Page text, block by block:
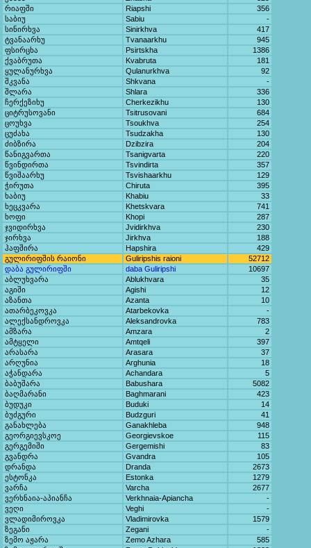
რიაფში
Riapshi
356
საბიუ
Sabiu
-
სინირხვა
Sinirkhva
417
ტვანაარხუ
Tvanaarkhu
945
ფსირცხა
Psirtskha
1386
ქვაბრუთა
Kvabruta
181
ყულანურხვა
Qulanurkhva
92
შკვანა
Shkvana
-
შლარა
Shlara
336
ჩერქეზიხუ
Cherkezikhu
130
ციტრუსოვანი
Tsitrusovani
684
ცოუხვა
Tsoukhva
254
ცუძახა
Tsudzakha
130
ძიბზირა
Dzibzira
204
წანიგვართა
Tsanigvarta
220
წვინდირთა
Tsvindirta
357
წვიშაარხუ
Tsvishaarkhu
129
ჭირუთა
Chiruta
395
ხაბიუ
Khabiu
33
ხეცკვარა
Khetskvara
741
ხოფი
Khopi
287
ჯვიდირხვა
Jvidirkhva
230
ჯირხვა
Jirkhva
188
ჰაფშირა
Hapshira
429
გულირიფშის რაიონი
Guliripshis raioni
52712
დაბა გულირიფში
daba Guliripshi
10697
აბლუხვარა
Ablukhvara
35
აგიში
Agishi
12
აზანთა
Azanta
10
ათარბეკოვკა
Atarbekovka
-
ალექსანდროვკა
Aleksandrovka
783
ამზარა
Amzara
2
ამტყელი
Amtqeli
397
არასარა
Arasara
37
არღუნია
Arghunia
18
აჭანდარა
Achandara
5
ბაბუშარა
Babushara
5082
ბაღმარანი
Baghmarani
423
ბუდუკი
Buduki
14
ბუძგური
Budzguri
41
განახლება
Ganakhleba
948
გეორგიევსკოე
Georgievskoe
115
გერგემიში
Gergemishi
83
გვანდრა
Gvandra
105
დრანდა
Dranda
2673
ესტონკა
Estonka
1279
ვარჩა
Varcha
2677
ვერხნაია-აპიანჩა
Verkhnaia-Apiancha
-
ვეღი
Veghi
-
ვლადიმიროვკა
Vladimirovka
1579
ზეგანი
Zegani
-
ზემო აჟარა
Zemo Azhara
585